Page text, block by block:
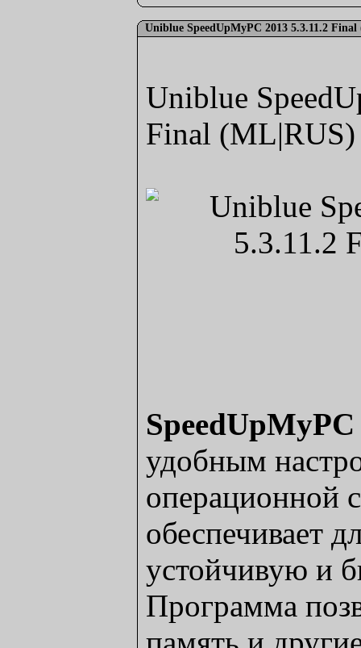
Uniblue SpeedUpMyPC 2013 5.3.11.2
Uniblue
Final (ML|RUS)
SpeedUpMyPC
удобным
операционной
обеспечивает
устойчивую и
Программа